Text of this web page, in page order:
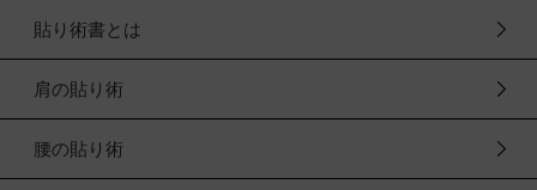
貼り術書とは
肩の貼り術
腰の貼り術